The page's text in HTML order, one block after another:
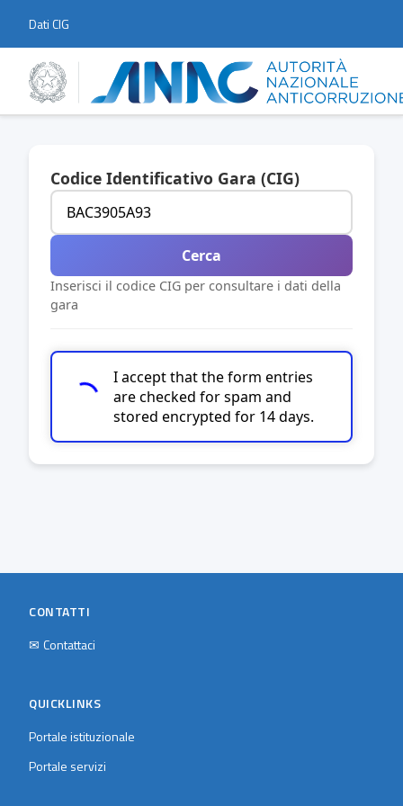
Dati CIG
Codice Identificativo Gara (CIG)
Cerca
Inserisci il codice CIG per consultare i dati della
gara
I accept that the form entries
are checked for spam and
stored encrypted for 14 days.
CONTATTI
✉ Contattaci
QUICKLINKS
Portale istituzionale
Portale servizi